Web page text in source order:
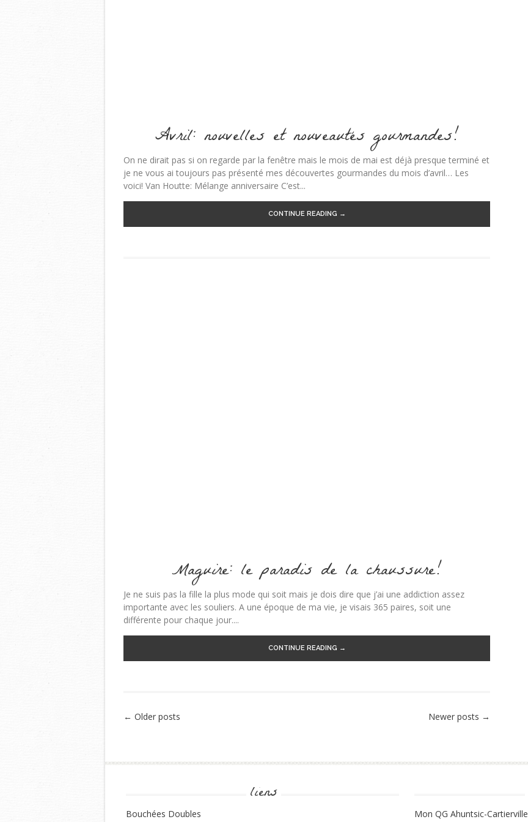
Avril: nouvelles et nouveautés gourmandes!
On ne dirait pas si on regarde par la fenêtre mais le mois de mai est déjà presque terminé et
je ne vous ai toujours pas présenté mes découvertes gourmandes du mois d’avril… Les
voici! Van Houtte: Mélange anniversaire C’est...
CONTINUE READING →
Maguire: le paradis de la chaussure!
Je ne suis pas la fille la plus mode qui soit mais je dois dire que j’ai une addiction assez
importante avec les souliers. A une époque de ma vie, je visais 365 paires, soit une
différente pour chaque jour....
CONTINUE READING →
← Older posts Newer posts →
liens
Bouchées Doubles Mon QG Ahuntsic-Cartierville